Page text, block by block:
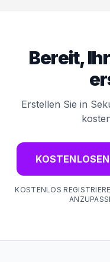
Bereit,
Erstellen Sie in
KOSTENLOS